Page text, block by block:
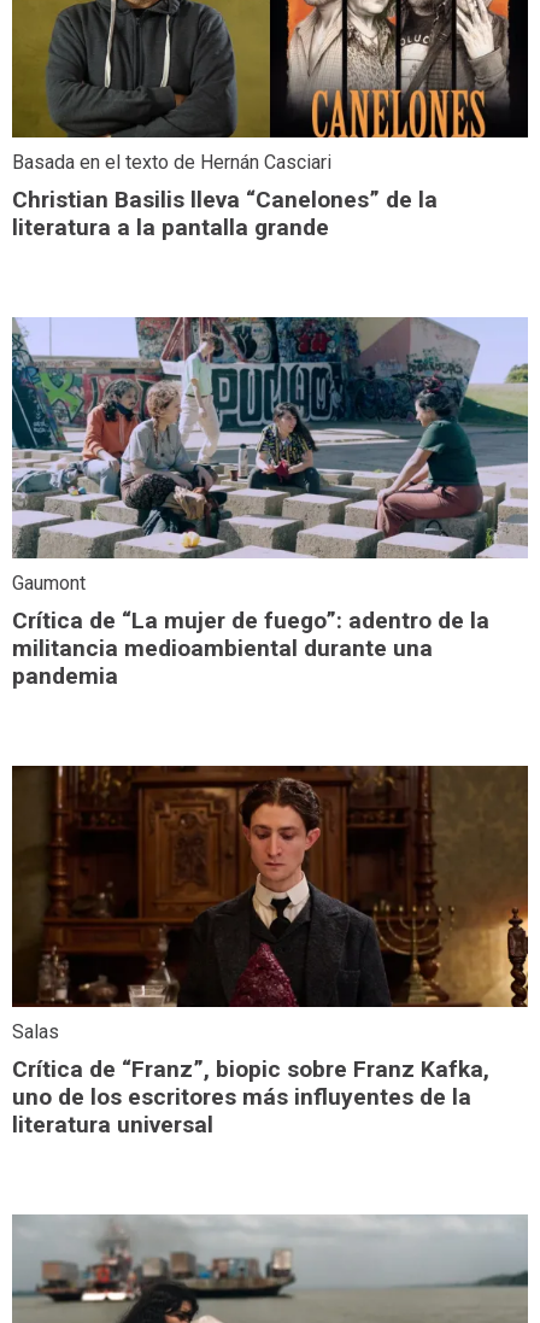
Basada en el texto de Hernán Casciari
Christian Basilis lleva “Canelones” de la
literatura a la pantalla grande
Gaumont
Crítica de “La mujer de fuego”: adentro de la
militancia medioambiental durante una
pandemia
Salas
Crítica de “Franz”, biopic sobre Franz Kafka,
uno de los escritores más influyentes de la
literatura universal